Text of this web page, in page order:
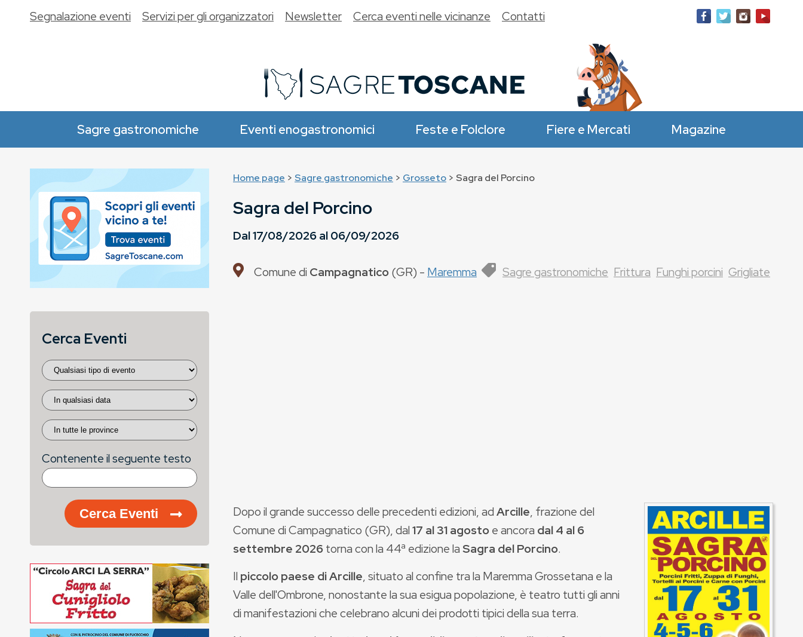
Sagre gastronomiche Eventi enogastronomici Feste e Folclore Fiere e Mercati Magazine
Segnalazione eventi Servizi per gli organizzatori Newsletter Cerca eventi nelle vicinanze Contatti
Home page > Sagre gastronomiche > Grosseto > Sagra del Porcino
Sagra del Porcino
Dal17/08/2026al06/09/2026
Comune di Campagnatico(GR) - Maremma Sagre gastronomiche Frittura Funghi porcini Grigliate
Dopo il grande successo delle precedenti edizioni, adArcille, frazione del
Comune di Campagnatico (GR), dal17 al 31 agostoe ancora dal 4 al 6
settembre 2026torna con la 44ª edizione laSagra del Porcino.
Il piccolo paese di Arcille, situato al confine tra la Maremma Grossetana e la
Valle dell'Ombrone, nonostante la sua esigua popolazione, è teatro tutti gli anni
di manifestazioni che celebrano alcuni dei prodotti tipici della sua terra.
Cerca Eventi
Contenente il seguente testo
Cerca Eventi